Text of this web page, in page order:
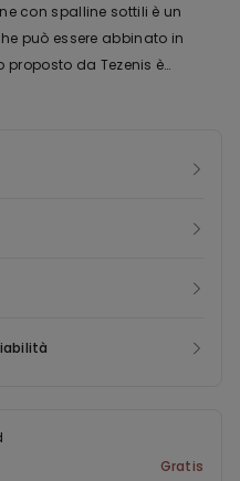
con spalline sottili è un
può essere abbinato in
da Tezenis è
tondo e garantisce
un’ulteriore protezione
cotone elasticizzato, si può
Gratis